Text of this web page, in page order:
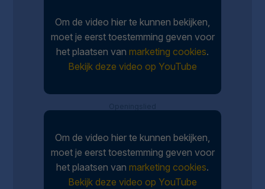
Om de video hier te kunnen bekijken,
moet je eerst toestemming geven voor
het plaatsen van marketing cookies.
Bekijk deze video op YouTube
Om de video hier te kunnen bekijken,
moet je eerst toestemming geven voor
het plaatsen van marketing cookies.
Bekijk deze video op YouTube